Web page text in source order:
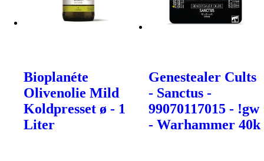
Bioplanéte
Olivenolie Mild
Koldpresset ø - 1
Liter
Genestealer Cults
- Sanctus -
99070117015 - !gw
- Warhammer 40k